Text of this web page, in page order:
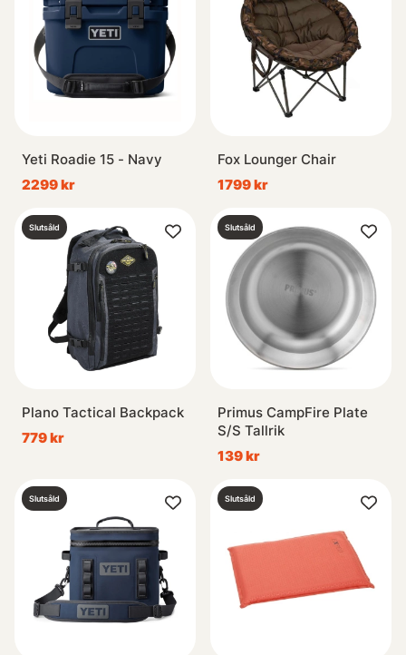
Yeti Roadie 15 - Navy
2299 kr
Fox Lounger Chair
1799 kr
Slutsåld
Plano Tactical Backpack
779 kr
Slutsåld
Primus CampFire Plate
S/S Tallrik
139 kr
Slutsåld Slutsåld